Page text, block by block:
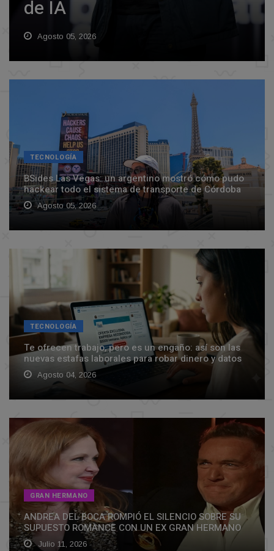
de IA
Agosto 05, 2026
TECNOLOGÍA
BSides Las Vegas: un argentino mostró cómo pudo
hackear todo el sistema de transporte de Córdoba
Agosto 05, 2026
TECNOLOGÍA
Te ofrecen trabajo, pero es un engaño: así son las
nuevas estafas laborales para robar dinero y datos
Agosto 04, 2026
GRAN HERMANO
ANDREA DEL BOCA ROMPIÓ EL SILENCIO SOBRE SU
SUPUESTO ROMANCE CON UN EX GRAN HERMANO
Julio 11, 2026